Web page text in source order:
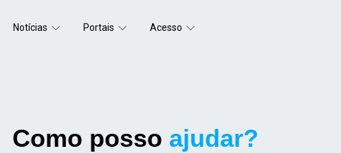
Notícias Portais Acesso
Como posso ajudar?